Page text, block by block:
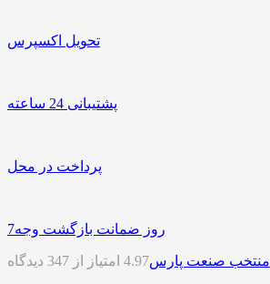
تحویل اکسپرس
پشتیبانی 24 ساعته
پرداخت در محل
7روز ضمانت بازگشت وجه
منتخب صنعت پارس4.97 امتیاز از 347 دیدگاه